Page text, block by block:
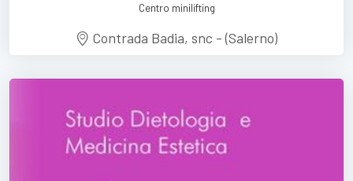
Centro minilifting
Contrada Badia, snc - (Salerno)